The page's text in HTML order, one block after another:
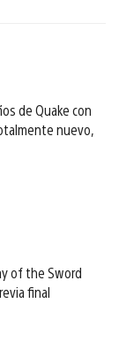
de Quake con
nuevo,
of the Sword
final